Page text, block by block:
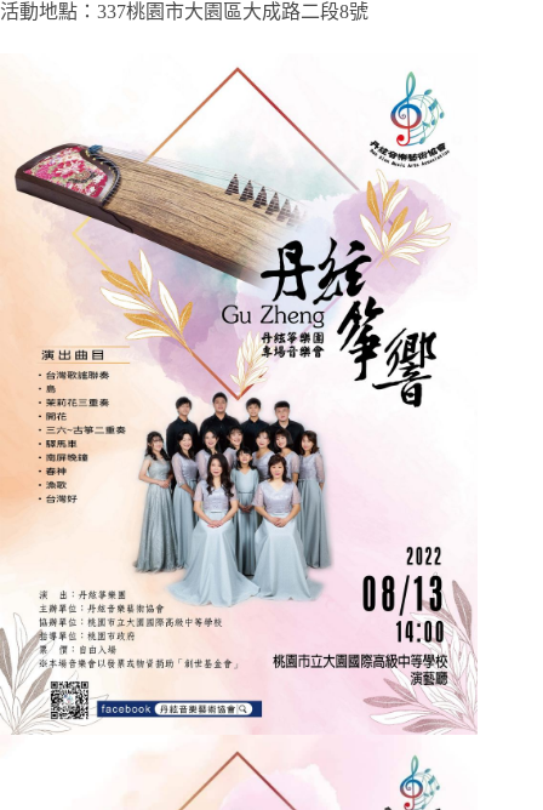
活動地點：337桃園市大園區大成路二段8號